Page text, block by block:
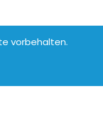
vorbehalten.